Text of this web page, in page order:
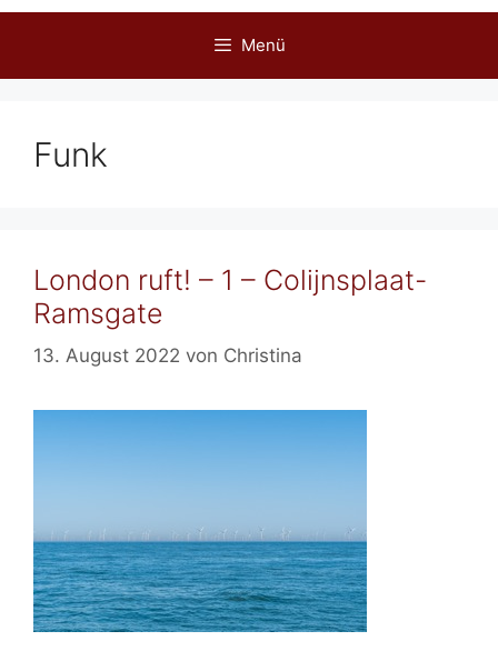
Menü
Funk
London ruft! – 1 – Colijnsplaat-
Ramsgate
13. August 2022 von Christina